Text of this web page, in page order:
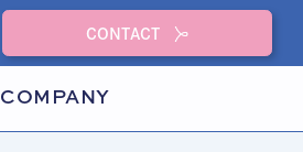
CONTACT
COMPANY